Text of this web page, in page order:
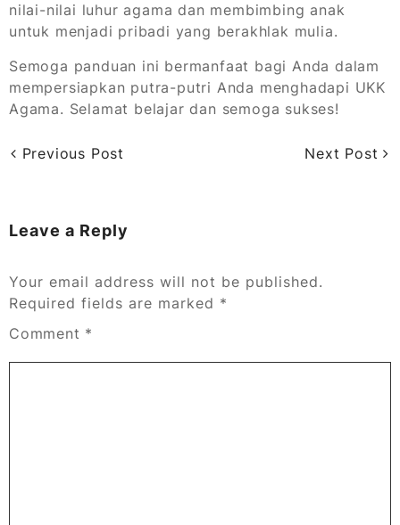
nilai-nilai luhur agama dan membimbing anak
untuk menjadi pribadi yang berakhlak mulia.
Semoga panduan ini bermanfaat bagi Anda dalam
mempersiapkan putra-putri Anda menghadapi UKK
Agama. Selamat belajar dan semoga sukses!
Previous Post Next Post
Leave a Reply
Your email address will not be published.
Required fields are marked *
Comment *